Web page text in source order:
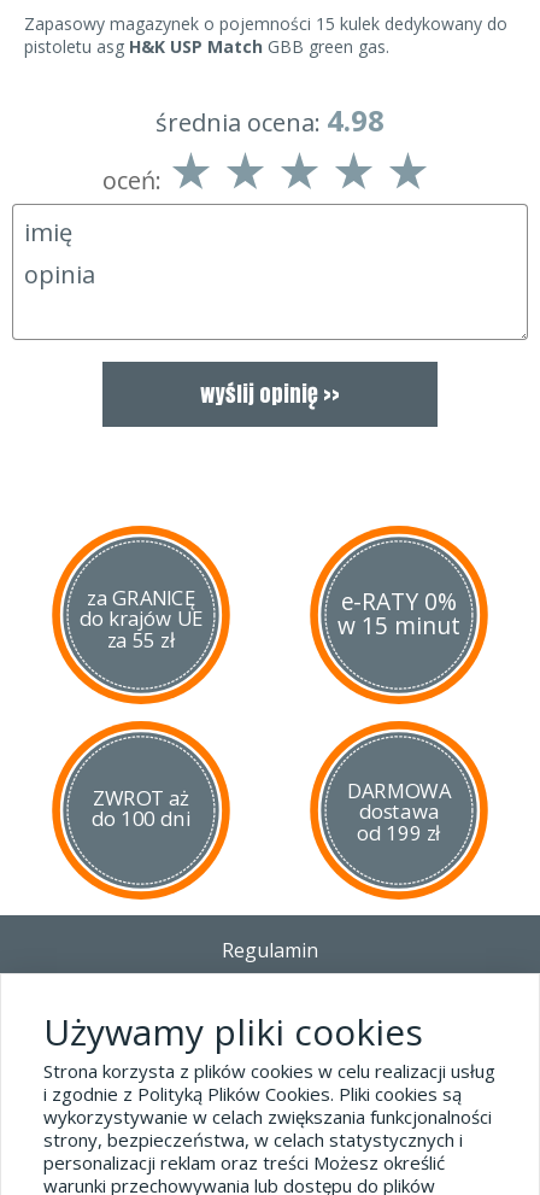
Zapasowy magazynek o pojemności 15 kulek dedykowany do
pistoletu asg H&K USP Match GBB green gas.
średnia ocena: 4.98
oceń:
za GRANICĘ
do krajów UE
za 55 zł
e-RATY 0%
w 15 minut
ZWROT aż
do 100 dni
DARMOWA
dostawa
od 199 zł
Regulamin
Polityka prywatności i pliki cookies
Blog
Dane kontaktowe
tel.32 445-74-07
sklep@hard-skin.pl
Używamy pliki cookies
Strona korzysta z plików cookies w celu realizacji usług
i zgodnie z Polityką Plików Cookies. Pliki cookies są
wykorzystywanie w celach zwiększania funkcjonalności
strony, bezpieczeństwa, w celach statystycznych i
personalizacji reklam oraz treści Możesz określić
warunki przechowywania lub dostępu do plików